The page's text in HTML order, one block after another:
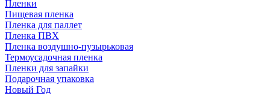
Пленки
Пищевая пленка
Пленка для паллет
Пленка ПВХ
Пленка воздушно-пузырьковая
Термоусадочная пленка
Пленки для запайки
Подарочная упаковка
Новый Год